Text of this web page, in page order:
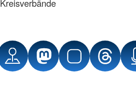
Kreisverbände